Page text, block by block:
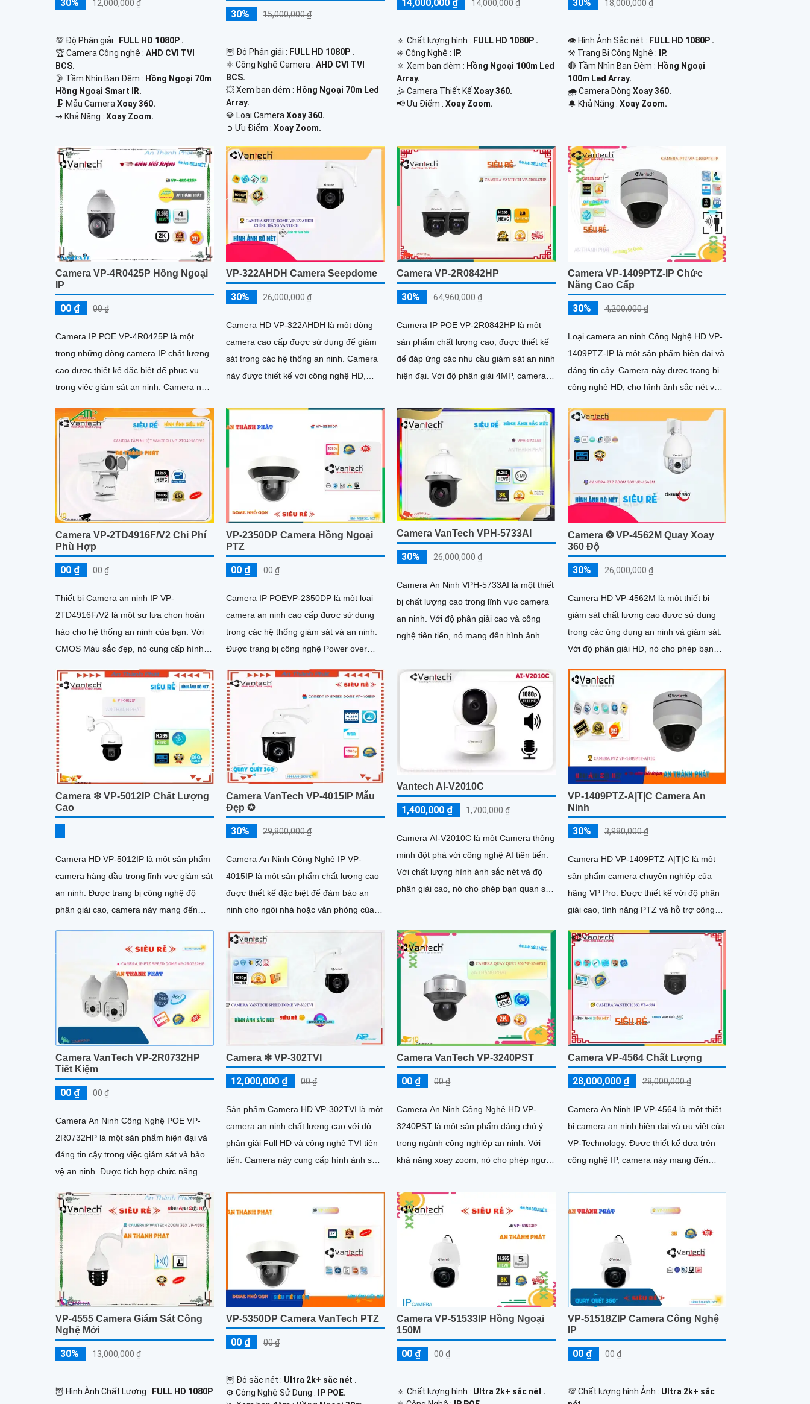
30% 12,000,000 ₫
💯 Độ Phân giải : FULL HD 1080P .
🏆 Camera Công nghệ : AHD CVI TVI
BCS.
🌛 Tầm Nhìn Ban Đêm : Hồng Ngoại 70m
Hồng Ngoại Smart IR.
🗜️ Mẫu Camera Xoay 360.
️⇝ Khả Năng : Xoay Zoom.
30% 15,000,000 ₫
🦉 Độ Phân giải : FULL HD 1080P .
⚛️ Công Nghệ Camera :AHD CVI TVI
BCS.
💥 Xem ban đêm : Hồng Ngoại 70m Led
Array.
💎 Loại CameraXoay 360.
️➲ Ưu Điểm :Xoay Zoom.
14,000,000 ₫ 14,000,000 ₫
🔅 Chất lượng hình : FULL HD 1080P .
✳️ Công Nghệ :
IP.
🔅 Xem ban đêm : Hồng Ngoại 100m Led
Array.
🤹 Camera Thiết KếXoay 360.
️📢 Ưu Điểm :Xoay Zoom.
30% 18,000,000 ₫
👁 Hình Ảnh Sắc nét : FULL HD 1080P .
⚒ Trang Bị Công Nghệ :
IP.
🔴 Tầm Nhìn Ban Đêm : Hồng Ngoại
100m Led Array.
🌧️ Camera Dòng Xoay 360.
️🔔 Khả Năng : Xoay Zoom.
Camera VP-4R0425P Hồng Ngoại
IP
00 ₫ 00 ₫
Camera IP POE VP-4R0425P là một
trong những dòng camera IP chất lượng
cao được thiết kế đặc biệt để phục vụ
trong việc giám sát an ninh. Camera này
VP-322AHDH Camera Seepdome
30% 26,000,000 ₫
Camera HD VP-322AHDH là một dòng
camera cao cấp được sử dụng để giám
sát trong các hệ thống an ninh. Camera
này được thiết kế với công nghệ HD,
cao
Camera VP-2R0842HP
30% 64,960,000 ₫
Camera IP POE VP-2R0842HP là một
sản phẩm chất lượng cao, được thiết kế
để đáp ứng các nhu cầu giám sát an ninh
hiện đại. Với độ phân giải 4MP, camera
giúp bạn quan sát mọi sự kiện một cách
rõ ràng
Camera VP-1409PTZ-IP Chức
Năng Cao Cấp
30% 4,200,000 ₫
Loại camera an ninh Công Nghệ HD VP-
1409PTZ-IP là một sản phẩm hiện đại và
đáng tin cậy. Camera này được trang bị
công nghệ HD, cho hình ảnh sắc nét và
Camera VP-2TD4916F/V2 Chi Phí
Phù Hợp
00 ₫ 00 ₫
Thiết bị Camera an ninh IP VP-
2TD4916F/V2 là một sự lựa chọn hoàn
hảo cho hệ thống an ninh của bạn. Với
CMOS Màu sắc đẹp, nó cung cấp hình
với công nghệ hồng ngoại 400m
VP-2350DP Camera Hồng Ngoại
PTZ
00 ₫ 00 ₫
Camera IP POEVP-2350DP là một loại
camera an ninh cao cấp được sử dụng
trong các hệ thống giám sát và an ninh.
Được trang bị công nghệ Power over
Camera VanTech VPH-5733AI
30% 26,000,000 ₫
Camera An Ninh VPH-5733AI là một thiết
bị chất lượng cao trong lĩnh vực camera
an ninh. Với độ phân giải cao và công
nghệ tiên tiến, nó mang đến hình ảnh
cao
Camera ❂ VP-4562M Quay Xoay
360 Độ
30% 26,000,000 ₫
Camera HD VP-4562M là một thiết bị
giám sát chất lượng cao được sử dụng
trong các ứng dụng an ninh và giám sát.
Với độ phân giải HD, nó cho phép bạn
Camera ❇ VP-5012IP Chất Lượng
Cao
Camera HD VP-5012IP là một sản phẩm
camera hàng đầu trong lĩnh vực giám sát
an ninh. Được trang bị công nghệ độ
phân giải cao, camera này mang đến
Camera VanTech VP-4015IP Mẫu
Đẹp ✪
30% 29,800,000 ₫
Camera An Ninh Công Nghệ IP VP-
4015IP là một sản phẩm chất lượng cao
được thiết kế đặc biệt để đảm bảo an
ninh cho ngôi nhà hoặc văn phòng của
cung cấp hình ảnh rõ ràng và sắc nét
Vantech AI-V2010C
1,400,000 ₫ 1,700,000 ₫
Camera AI-V2010C là một Camera thông
minh đột phá với công nghệ AI tiên tiến.
Với chất lượng hình ảnh sắc nét và độ
phân giải cao, nó cho phép bạn quan sát
VP-1409PTZ-A|T|C Camera An
Ninh
30% 3,980,000 ₫
Camera HD VP-1409PTZ-A|T|C là một
sản phẩm camera chuyên nghiệp của
hãng VP Pro. Được thiết kế với độ phân
giải cao, tính năng PTZ và hỗ trợ công
Camera VanTech VP-2R0732HP
Tiết Kiệm
00 ₫ 00 ₫
Camera An Ninh Công Nghệ POE VP-
2R0732HP là một sản phẩm hiện đại và
đáng tin cậy trong việc giám sát và bảo
vệ an ninh. Được tích hợp chức năng
dùng xem đối tượng từ xa một cách dễ
dàng
Camera ❇ VP-302TVI
12,000,000 ₫ 00 ₫
Sản phẩm Camera HD VP-302TVI là một
camera an ninh chất lượng cao với độ
phân giải Full HD và công nghệ TVI tiên
tiến. Camera này cung cấp hình ảnh sắc
Camera VanTech VP-3240PST
00 ₫ 00 ₫
Camera An Ninh Công Nghệ HD VP-
3240PST là một sản phẩm đáng chú ý
trong ngành công nghiệp an ninh. Với
khả năng xoay zoom, nó cho phép người
cách linh hoạt
Camera VP-4564 Chất Lượng
28,000,000 ₫ 28,000,000 ₫
Camera An Ninh IP VP-4564 là một thiết
bị camera an ninh hiện đại và ưu việt của
VP-Technology. Được thiết kế dựa trên
công nghệ IP, camera này mang đến
cao trong việc giám sát và bảo vệ an
ninh
VP-4555 Camera Giám Sát Công
Nghệ Mới
30% 13,000,000 ₫
🦉 Hình Ành Chất Lượng : FULL HD 1080P
VP-5350DP Camera VanTech PTZ
00 ₫ 00 ₫
🦉 Độ sắc nét : Ultra 2k+ sắc nét .
⚙ Công Nghệ Sử Dụng :
IP POE.
Camera VP-51533IP Hồng Ngoại
150M
00 ₫ 00 ₫
🔅 Chất lượng hình : Ultra 2k+ sắc nét .
VP-51518ZIP Camera Công Nghệ
IP
00 ₫ 00 ₫
💯 Chất lượng hình Ảnh : Ultra 2k+ sắc